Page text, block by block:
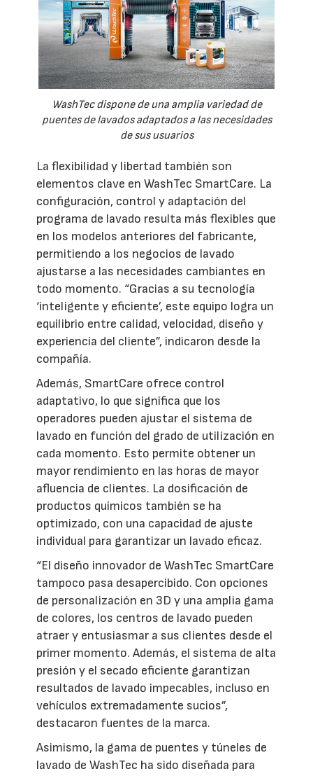
WashTec dispone de una amplia variedad de
puentes de lavados adaptados a las necesidades
de sus usuarios
La flexibilidad y libertad también son
elementos clave en WashTec SmartCare. La
configuración, control y adaptación del
programa de lavado resulta más flexibles que
en los modelos anteriores del fabricante,
permitiendo a los negocios de lavado
ajustarse a las necesidades cambiantes en
todo momento. “Gracias a su tecnología
‘inteligente y eficiente’, este equipo logra un
equilibrio entre calidad, velocidad, diseño y
experiencia del cliente”, indicaron desde la
compañía.
Además, SmartCare ofrece control
adaptativo, lo que significa que los
operadores pueden ajustar el sistema de
lavado en función del grado de utilización en
cada momento. Esto permite obtener un
mayor rendimiento en las horas de mayor
afluencia de clientes. La dosificación de
productos químicos también se ha
optimizado, con una capacidad de ajuste
individual para garantizar un lavado eficaz.
“El diseño innovador de WashTec SmartCare
tampoco pasa desapercibido. Con opciones
de personalización en 3D y una amplia gama
de colores, los centros de lavado pueden
atraer y entusiasmar a sus clientes desde el
primer momento. Además, el sistema de alta
presión y el secado eficiente garantizan
resultados de lavado impecables, incluso en
vehículos extremadamente sucios”,
destacaron fuentes de la marca.
Asimismo, la gama de puentes y túneles de
lavado de WashTec ha sido diseñada para